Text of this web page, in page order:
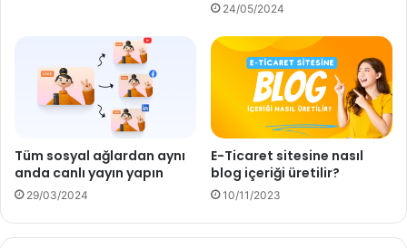
24/05/2024
Tüm sosyal ağlardan aynı
anda canlı yayın yapın
29/03/2024
E-Ticaret sitesine nasıl
blog içeriği üretilir?
10/11/2023